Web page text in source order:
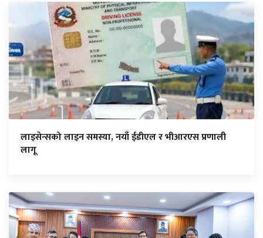
लाइसेन्सको लाइन समस्या, नयाँ ईडीएल र भीआरएस प्रणाली
लागू